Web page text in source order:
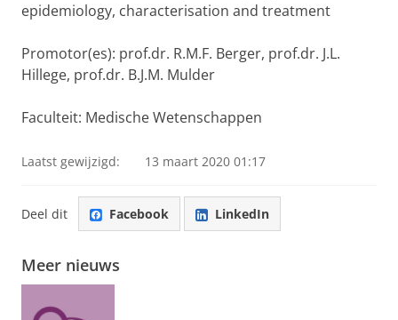
epidemiology, characterisation and treatment
Promotor(es): prof.dr. R.M.F. Berger, prof.dr. J.L.
Hillege, prof.dr. B.J.M. Mulder
Faculteit: Medische Wetenschappen
Laatst gewijzigd: 13 maart 2020 01:17
Deel dit Facebook LinkedIn
Meer nieuws